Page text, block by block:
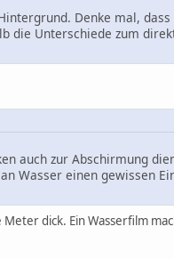
Denke mal,
die Unterschiede zum
auch zur Abschirmung
Wasser einen gewissen
dick. Ein Wasserfilm